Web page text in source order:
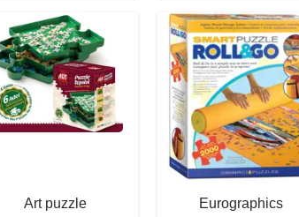
Art puzzle
Eurographics